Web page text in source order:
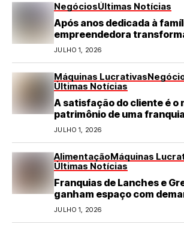
NegóciosÚltimas Notícias
Após anos dedicada à
empreendedora
turismo em negócio de
JULHO 1, 2026
Máquinas Lucrativas
Últimas Notícias
A satisfação do cliente é o
patrimônio de uma franquia
JULHO 1, 2026
AlimentaçãoMáquinas
Últimas Notícias
Franquias de Lanches e
ganham espaço com
refeições rápidas e de
JULHO 1, 2026